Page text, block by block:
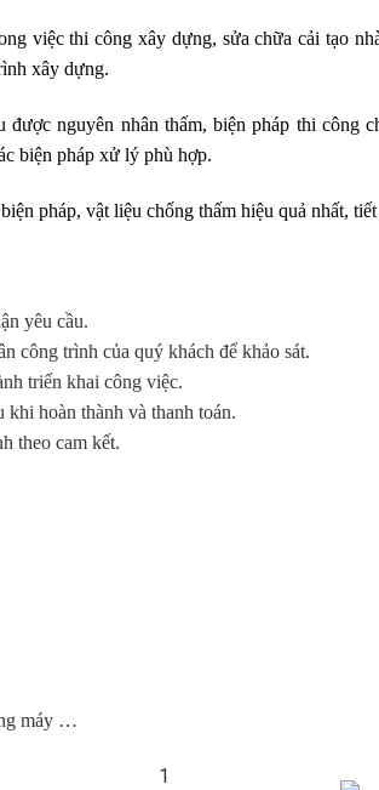
việc thi công xây dựng, sửa chữa cải tạo
xây dựng.
nguyên nhân thấm, biện pháp thi
biện pháp xử lý phù hợp.
pháp, vật liệu chống thấm hiệu quả nhất,
yêu cầu.
công trình của quý khách để khảo sát.
triển khai công việc.
hoàn thành và thanh toán.
theo cam kết.
máy …